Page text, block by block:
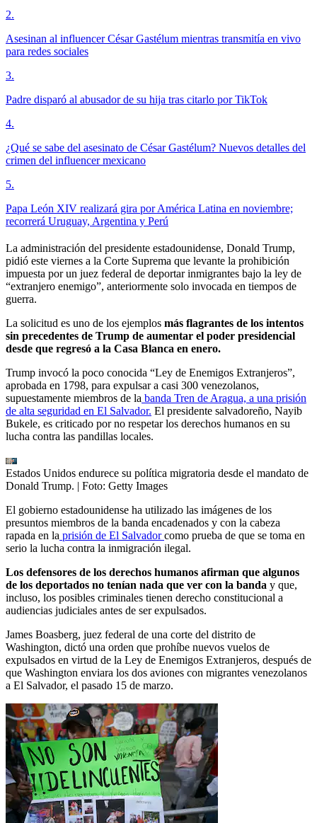
2.
Asesinan al influencer César Gastélum mientras transmitía en vivo
para redes sociales
3.
Padre disparó al abusador de su hija tras citarlo por TikTok
4.
¿Qué se sabe del asesinato de César Gastélum? Nuevos detalles del
crimen del influencer mexicano
5.
Papa León XIV realizará gira por América Latina en noviembre;
recorrerá Uruguay, Argentina y Perú
La administración del presidente estadounidense, Donald Trump,
pidió este viernes a la Corte Suprema que levante la prohibición
impuesta por un juez federal de deportar inmigrantes bajo la ley de
“extranjero enemigo”, anteriormente solo invocada en tiempos de
guerra.
La solicitud es uno de los ejemplos más flagrantes de los intentos
sin precedentes de Trump de aumentar el poder presidencial
desde que regresó a la Casa Blanca en enero.
Trump invocó la poco conocida “Ley de Enemigos Extranjeros”,
aprobada en 1798, para expulsar a casi 300 venezolanos,
supuestamente miembros de la banda Tren de Aragua, a una prisión
de alta seguridad en El Salvador. El presidente salvadoreño, Nayib
Bukele, es criticado por no respetar los derechos humanos en su
lucha contra las pandillas locales.
Estados Unidos endurece su política migratoria desde el mandato de
Donald Trump. | Foto: Getty Images
El gobierno estadounidense ha utilizado las imágenes de los
presuntos miembros de la banda encadenados y con la cabeza
rapada en la prisión de El Salvadorcomo prueba de que se toma en
serio la lucha contra la inmigración ilegal.
Los defensores de los derechos humanos afirman que algunos
de los deportados no tenían nada que ver con la banda y que,
incluso, los posibles criminales tienen derecho constitucional a
audiencias judiciales antes de ser expulsados.
James Boasberg, juez federal de una corte del distrito de
Washington, dictó una orden que prohíbe nuevos vuelos de
expulsados en virtud de la Ley de Enemigos Extranjeros, después de
que Washington enviara los dos aviones con migrantes venezolanos
a El Salvador, el pasado 15 de marzo.